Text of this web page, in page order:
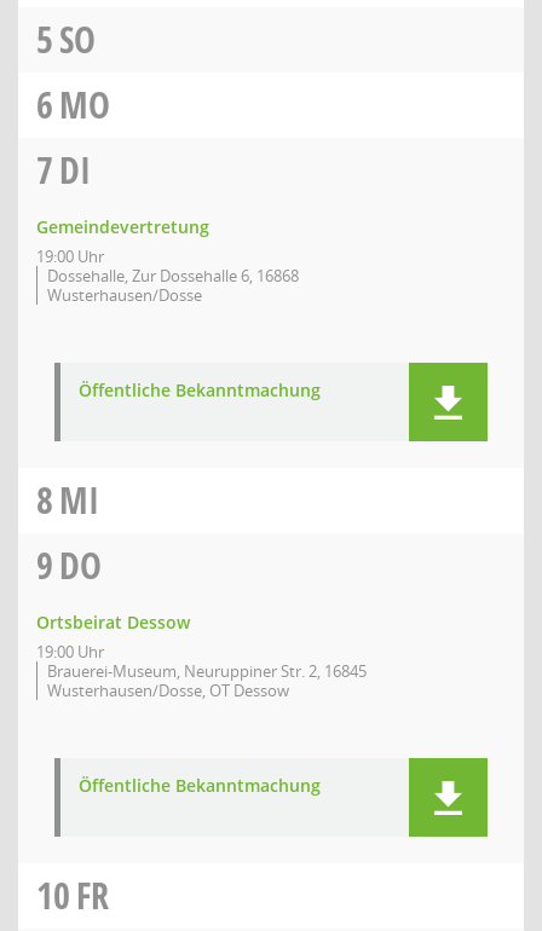
5SO
6MO
7DI
Gemeindevertretung
19:00 Uhr
Dossehalle, Zur Dossehalle 6, 16868
Wusterhausen/Dosse
Öffentliche Bekanntmachung
8MI
9DO
Ortsbeirat Dessow
19:00 Uhr
Brauerei-Museum, Neuruppiner Str. 2, 16845
Wusterhausen/Dosse, OT Dessow
Öffentliche Bekanntmachung
10FR